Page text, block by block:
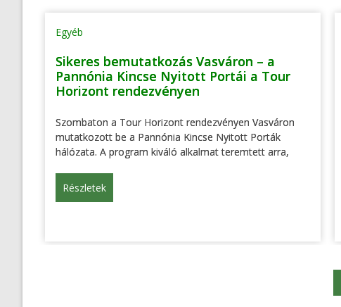
Egyéb
Sikeres bemutatkozás Vasváron – a
Pannónia Kincse Nyitott Portái a Tour
Horizont rendezvényen
Szombaton a Tour Horizont rendezvényen Vasváron
mutatkozott be a Pannónia Kincse Nyitott Porták
hálózata. A program kiváló alkalmat teremtett arra,
Részletek